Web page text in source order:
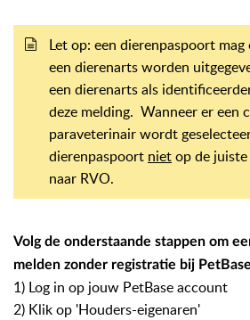
Let op: een dierenpaspoort
een dierenartsworden
een dierenarts als
deze melding. Wanneer er een
paraveterinair wordt
dierenpaspoort nietop de
naar RVO.
Volg de onderstaande stappen om
melden zonder registratie bij
1) Log in op jouw PetBase account
2) Klik op 'Houders-eigenaren'